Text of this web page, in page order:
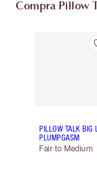
Compra Pillow
PILLOW TALK BIG
PLUMPGASM
Fair to Medium